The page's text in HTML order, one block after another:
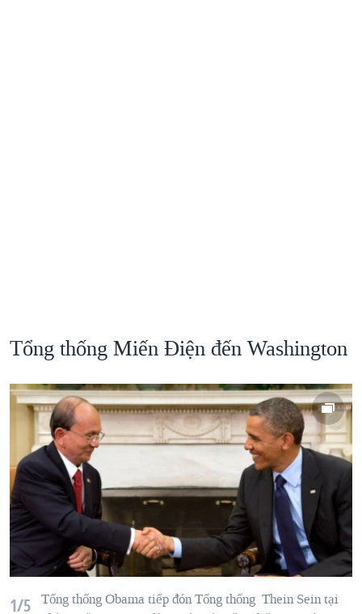
Tổng thống Miến Điện đến Washington
1/5 Tổng thống Obama tiếp đón Tổng thống Thein Sein tại